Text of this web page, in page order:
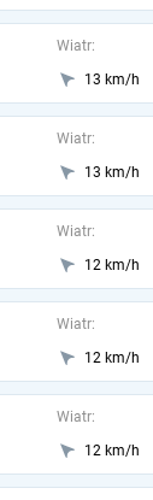
Wiatr:
13 km/h
Wiatr:
13 km/h
Wiatr:
12 km/h
Wiatr:
12 km/h
Wiatr:
12 km/h